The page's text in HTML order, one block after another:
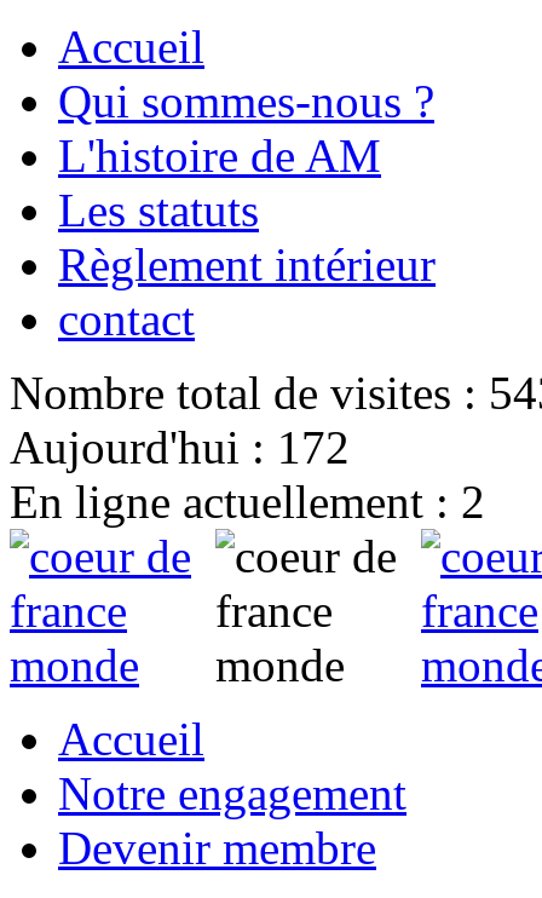
Accueil
Qui sommes-nous ?
L'histoire de AM
Les statuts
Règlement intérieur
contact
Nombre total de visites :
Aujourd'hui : 172
En ligne actuellement : 2
Accueil
Notre engagement
Devenir membre